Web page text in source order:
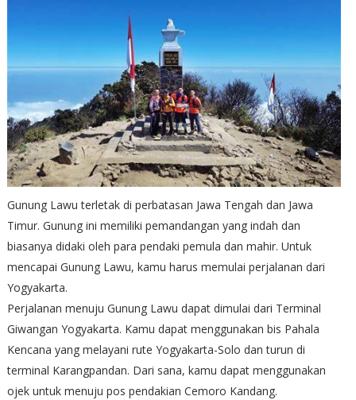
Gunung Lawu terletak di perbatasan Jawa Tengah dan Jawa
Timur. Gunung ini memiliki pemandangan yang indah dan
biasanya didaki oleh para pendaki pemula dan mahir. Untuk
mencapai Gunung Lawu, kamu harus memulai perjalanan dari
Yogyakarta.
Perjalanan menuju Gunung Lawu dapat dimulai dari Terminal
Giwangan Yogyakarta. Kamu dapat menggunakan bis Pahala
Kencana yang melayani rute Yogyakarta-Solo dan turun di
terminal Karangpandan. Dari sana, kamu dapat menggunakan
ojek untuk menuju pos pendakian Cemoro Kandang.